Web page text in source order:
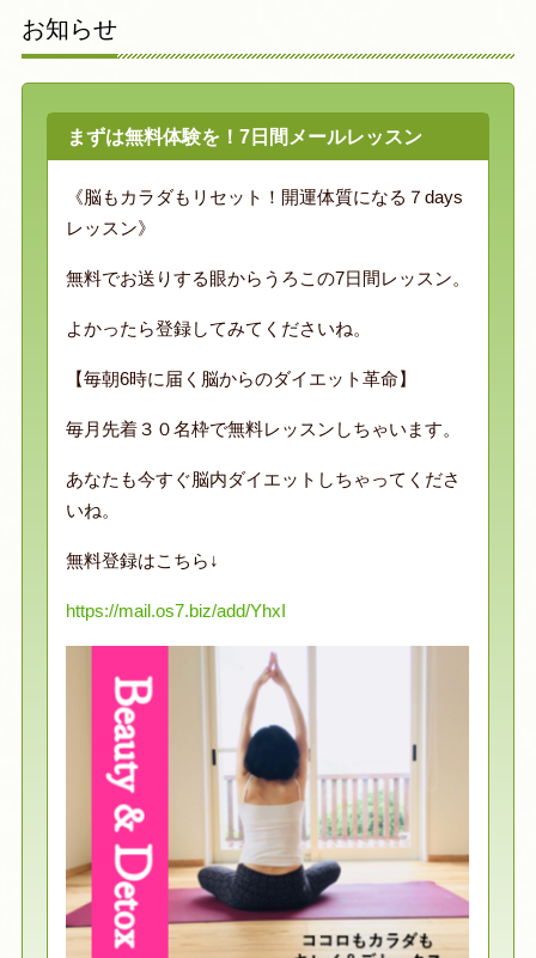
お知らせ
まずは無料体験を！7日間メールレッスン
《脳もカラダもリセット！開運体質になる７days
レッスン》
無料でお送りする眼からうろこの7日間レッスン。
よかったら登録してみてくださいね。
【毎朝6時に届く脳からのダイエット革命】
毎月先着３０名枠で無料レッスンしちゃいます。
あなたも今すぐ脳内ダイエットしちゃってくださ
いね。
無料登録はこちら↓
https://mail.os7.biz/add/YhxI